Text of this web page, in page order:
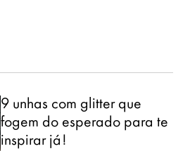
9 unhas com glitter que
fogem do esperado para te
inspirar já!